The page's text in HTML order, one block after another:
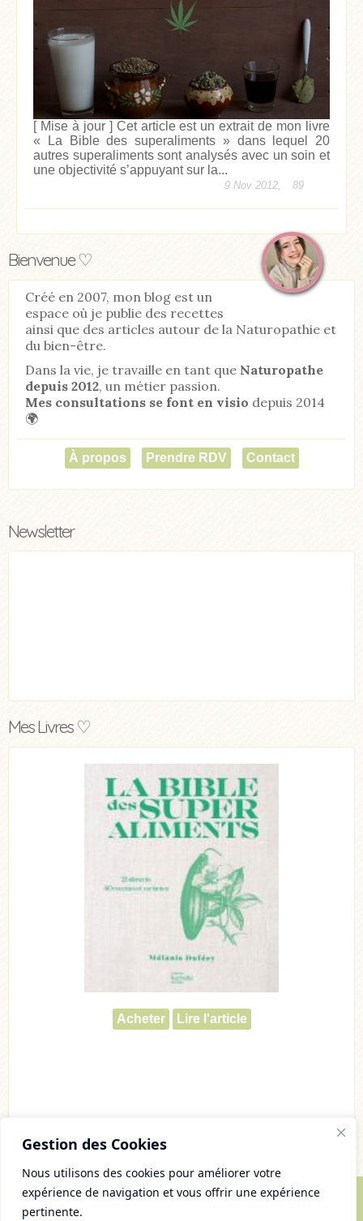
Gestion des Cookies
Nous utilisons des cookies pour améliorer votre
expérience de navigation et vous offrir une expérience
pertinente.
[ Mise à jour ] Cet article est un extrait de mon livre
« La Bible des superaliments » dans lequel 20
autres superaliments sont analysés avec un soin et
une objectivité s’appuyant sur la...
9 Nov 2012, 89
Bienvenue ♡
Créé en 2007, mon blog est un
espace où je publie des recettes
ainsi que des articles autour de la Naturopathie et
du bien-être.
Dans la vie, je travaille en tant que Naturopathe
depuis 2012, un métier passion.
Mes consultations se font en visio depuis 2014
🌍
À propos Prendre RDV Contact
Newsletter
Mes Livres ♡
Acheter Lire l'article